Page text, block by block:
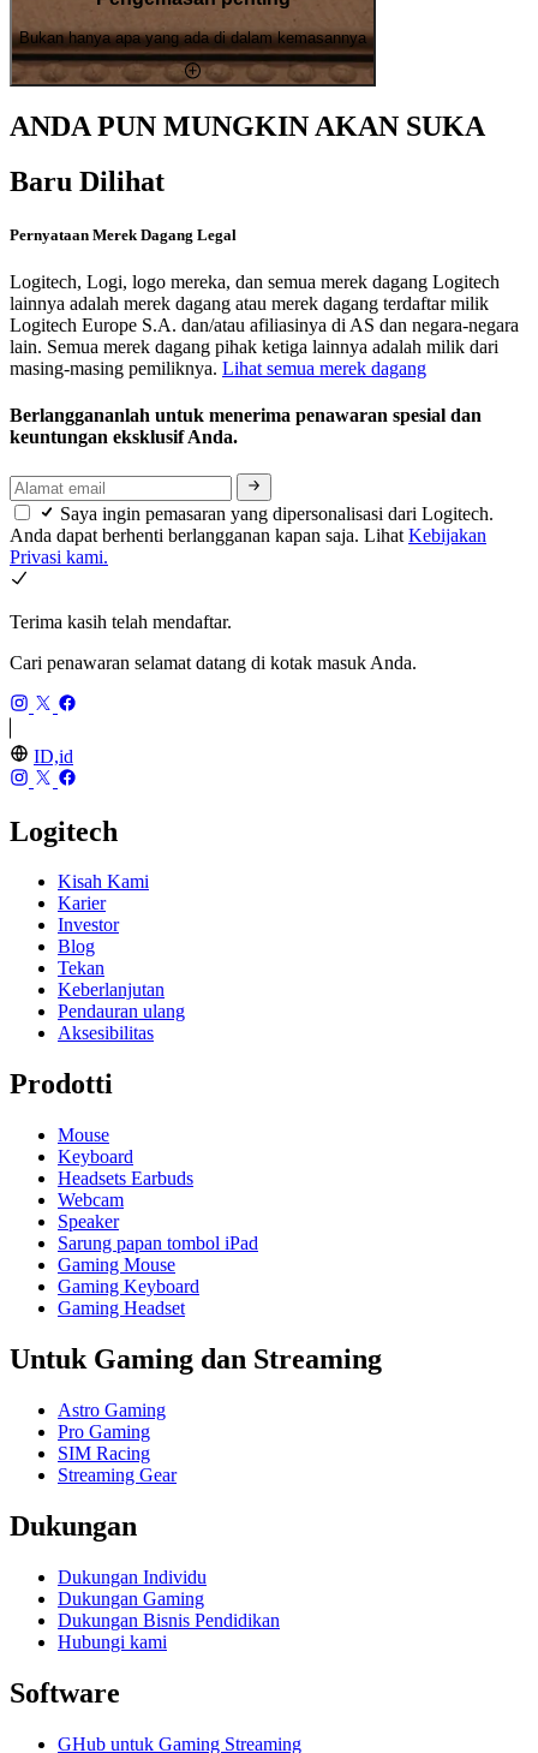
Bukan hanya apa yang ada di dalam kemasannya
ANDA PUN MUNGKIN AKAN SUKA
Baru Dilihat
Pernyataan Merek Dagang Legal
Logitech, Logi, logo mereka, dan semua merek dagang Logitech
lainnya adalah merek dagang atau merek dagang terdaftar milik
Logitech Europe S.A. dan/atau afiliasinya di AS dan negara-negara
lain. Semua merek dagang pihak ketiga lainnya adalah milik dari
masing-masing pemiliknya. Lihat semua merek dagang
Berlanggananlah untuk menerima penawaran spesial dan
keuntungan eksklusif Anda.
Saya ingin pemasaran yang dipersonalisasi dari Logitech.
Anda dapat berhenti berlangganan kapan saja. Lihat Kebijakan
Privasi kami.
Terima kasih telah mendaftar.
Cari penawaran selamat datang di kotak masuk Anda.
ID,id
Logitech
Kisah Kami
Karier
Investor
Blog
Tekan
Keberlanjutan
Pendauran ulang
Aksesibilitas
Prodotti
Mouse
Keyboard
Headsets Earbuds
Webcam
Speaker
Sarung papan tombol iPad
Gaming Mouse
Gaming Keyboard
Gaming Headset
Untuk Gaming dan Streaming
Astro Gaming
Pro Gaming
SIM Racing
Streaming Gear
Dukungan
Dukungan Individu
Dukungan Gaming
Dukungan Bisnis Pendidikan
Hubungi kami
Software
GHub untuk Gaming Streaming